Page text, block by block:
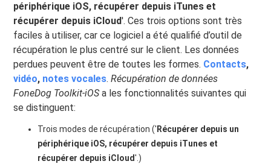
périphérique iOS, récupérer depuis iTunes et
récupérer depuis iCloud'. Ces trois options sont très
faciles à utiliser, car ce logiciel a été qualifié d’outil de
récupération le plus centré sur le client. Les données
perdues peuvent être de toutes les formes. Contacts,
vidéo, notes vocales.Récupération de données
FoneDog Toolkit-iOSa les fonctionnalités suivantes qui
se distinguent:
Trois modes de récupération (' Récupérer depuis un
périphérique iOS, récupérer depuis iTunes et
récupérer depuis iCloud'.)